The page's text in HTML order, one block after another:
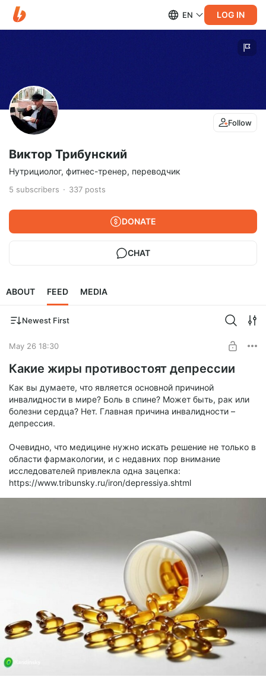
EN LOG IN
Follow
Виктор Трибунский
Нутрициолог, фитнес-тренер, переводчик
5 subscribers 337 posts
DONATE
CHAT
ABOUT FEED MEDIA
Newest First
May 26 18:30
Какие жиры противостоят депрессии
Как вы думаете, что является основной причиной
инвалидности в мире? Боль в спине? Может быть, рак или
болезни сердца? Нет. Главная причина инвалидности –
депрессия.
Очевидно, что медицине нужно искать решение не только в
области фармакологии, и с недавних пор внимание
исследователей привлекла одна зацепка:
https://www.tribunsky.ru/iron/depressiya.shtml